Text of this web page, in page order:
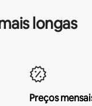
longas
Preços